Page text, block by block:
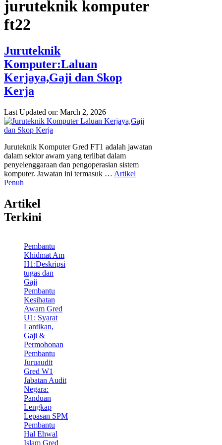
juruteknik komputer
ft22
Juruteknik
Komputer:Laluan
Kerjaya,Gaji dan Skop
Kerja
Last Updated on: March 2, 2026
Juruteknik Komputer Gred FT1 adalah jawatan
dalam sektor awam yang terlibat dalam
penyelenggaraan dan pengoperasian sistem
komputer. Jawatan ini termasuk … Artikel
Penuh
Artikel
Terkini
Pembantu
Khidmat Am
H1:Deskripsi
tugas dan
Gaji
Pembantu
Kesihatan
Awam Gred
U1: Syarat
Lantikan,
Gaji &
Permohonan
Pembantu
Juruaudit
Gred W1
Jabatan Audit
Negara:
Panduan
Lengkap
Lepasan SPM
Pembantu
Hal Ehwal
Islam Gred